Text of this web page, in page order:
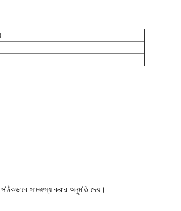
সঠিকভাবে সামঞ্জস্য করার অনুমতি দেয়।